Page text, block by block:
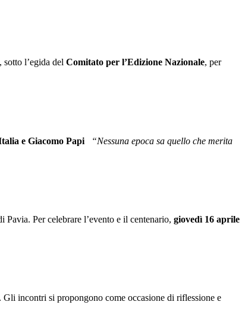
l’egida del Comitato per l’Edizione Nazionale, per
e Giacomo Papi
“Nessuna epoca sa quello che merita
Per celebrare l’evento e il centenario, giovedì 16 aprile
incontri si propongono come occasione di riflessione e